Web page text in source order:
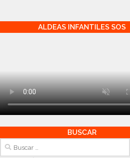
ALDEAS INFANTILES SOS
BUSCAR
Buscar: